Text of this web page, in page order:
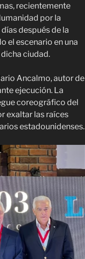
recientemente
por la
después de la
el escenario en una
ciudad.
Ancalmo, autor de
ejecución. La
coreográfico del
exaltar las raíces
estadounidenses.